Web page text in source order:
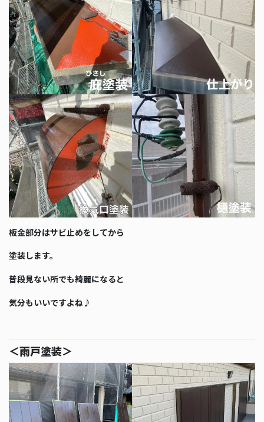
板金部分はサビ止めをしてから
塗装します。
普段見ない所でも綺麗になると
気分もいいですよね♪
＜雨戸塗装＞